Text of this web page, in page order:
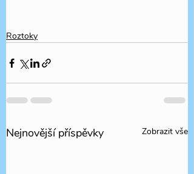
Roztoky
Nejnovější příspěvky Zobrazit vše